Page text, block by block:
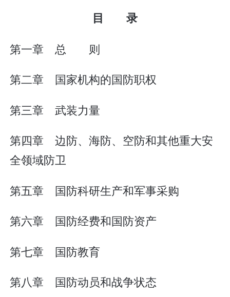
目 录
第一章 总 则
第二章 国家机构的国防职权
第三章 武装力量
第四章 边防、海防、空防和其他重大安
全领域防卫
第五章 国防科研生产和军事采购
第六章 国防经费和国防资产
第七章 国防教育
第八章 国防动员和战争状态